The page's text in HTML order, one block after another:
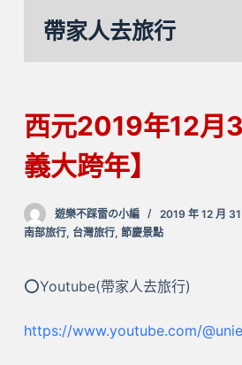
內
容
帶家人去旅行
西元2019年12月
義大跨年】
遊樂不踩雷の小編
2019 年 12 月 31
南部旅行, 台灣旅行, 節慶景點
⭕Youtube(帶家人去旅行)
https://www.youtube.com/